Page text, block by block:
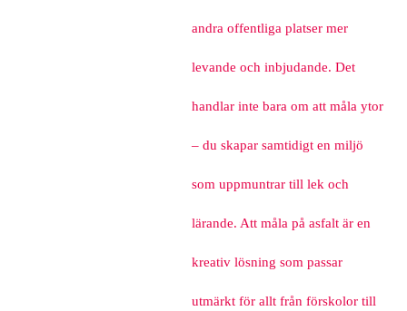
andra offentliga platser mer
levande och inbjudande. Det
handlar inte bara om att måla ytor
– du skapar samtidigt en miljö
som uppmuntrar till lek och
lärande. Att måla på asfalt är en
kreativ lösning som passar
utmärkt för allt från förskolor till